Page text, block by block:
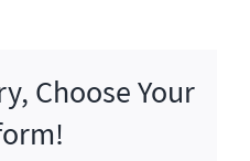
〈성
Choose Your